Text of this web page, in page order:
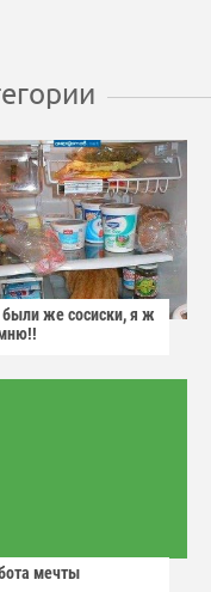
же сосиски, я ж
мечты